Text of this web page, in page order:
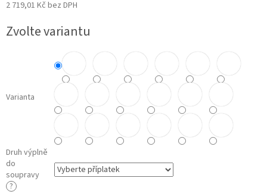
2 719,01 Kč bez DPH
cena:
Zvolte variantu
Varianta
Druh výplně
do
soupravy
?